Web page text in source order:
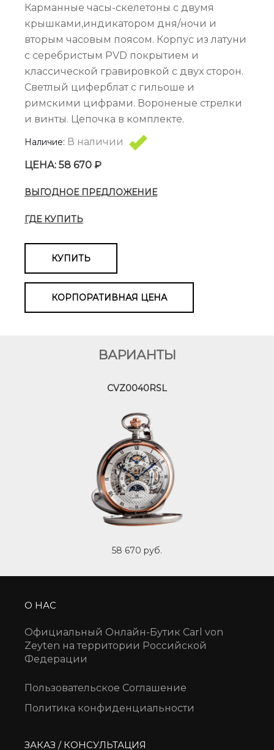
Карманные часы-скелетоны с двумя
крышками,индикатором дня/ночи и
вторым часовым поясом. Корпус из латуни
с серебристым PVD покрытием и
классической гравировкой с двух сторон.
Светлый циферблат с гильоше и
римскими цифрами. Вороненые стрелки
и винты. Цепочка в комплекте.
Наличие: В наличии
ЦЕНА: 58 670 ₽
ВЫГОДНОЕ ПРЕДЛОЖЕНИЕ
ГДЕ КУПИТЬ
КУПИТЬ
КОРПОРАТИВНАЯ ЦЕНА
ВАРИАНТЫ
CVZ0040RSL
58 670 руб.
О НАС
Официальный Онлайн-Бутик Carl von
Zeyten на территории Российской
Федерации
Пользовательское Соглашение
Политика конфиденциальности
ЗАКАЗ / КОНСУЛЬТАЦИЯ